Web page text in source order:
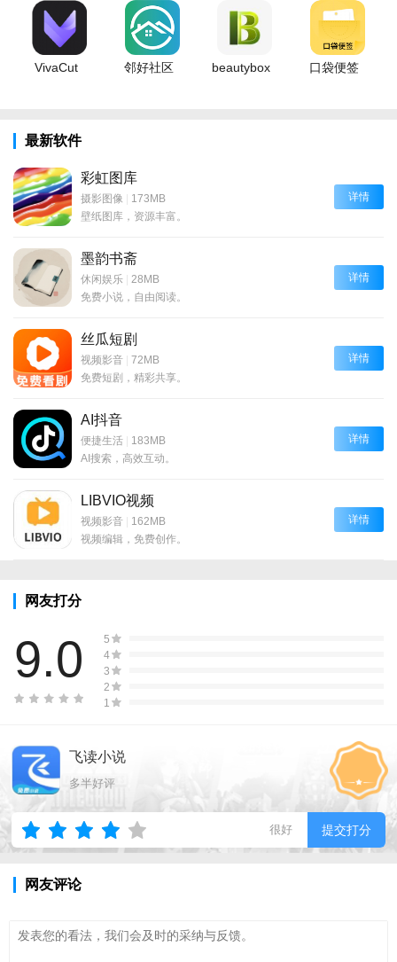
VivaCut 邻好社区 beautybox 口袋便签
最新软件
彩虹图库
摄影图像 | 173MB
壁纸图库，资源丰富。
详情
墨韵书斋
休闲娱乐 | 28MB
免费小说，自由阅读。
详情
丝瓜短剧
视频影音 | 72MB
免费短剧，精彩共享。
详情
AI抖音
便捷生活 | 183MB
AI搜索，高效互动。
详情
LIBVIO视频
视频影音 | 162MB
视频编辑，免费创作。
详情
网友打分
9.0
5
4
3
2
1
飞读小说
多半好评
很好 提交打分
网友评论